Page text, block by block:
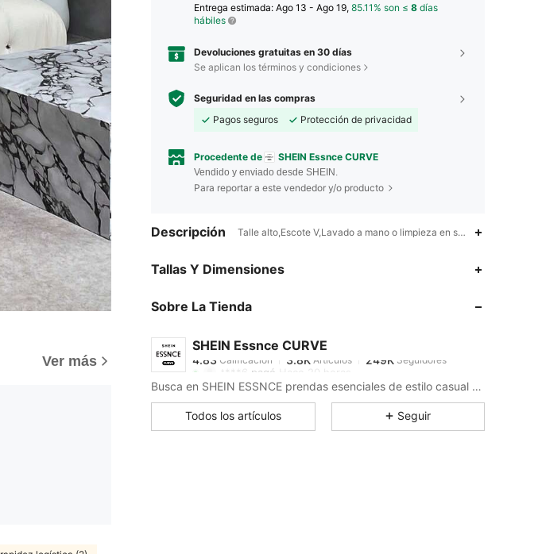
Ver más
Entrega estimada: Ago 13 - Ago 19, 85.11% son ≤ 8 días
hábiles
Devoluciones gratuitas en 30 días
Se aplican los términos y condiciones
Seguridad en las compras
Pagos seguros
Protección de privacidad
Procedente de SHEIN Essnce CURVE
Vendido y enviado desde SHEIN.
Para reportar a este vendedor y/o producto
Descripción Talle alto,Escote V,Lavado a mano o limpieza en seco profesional
Tallas Y Dimensiones
Sobre La Tienda
SHEIN Essnce CURVE
4.83
4.83 Calificación 3.8K
t***6pagó Hace 20 horas
4.83 3.8K 249K
Busca en SHEIN ESSNCE prendas esenciales de estilo casual que mejoren tu día.
Todos los artículos Seguir